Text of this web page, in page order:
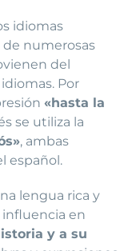
idiomas
numerosas
del
Por
«hasta la
se utiliza la
, ambas
español.
lengua rica y
en
y a su